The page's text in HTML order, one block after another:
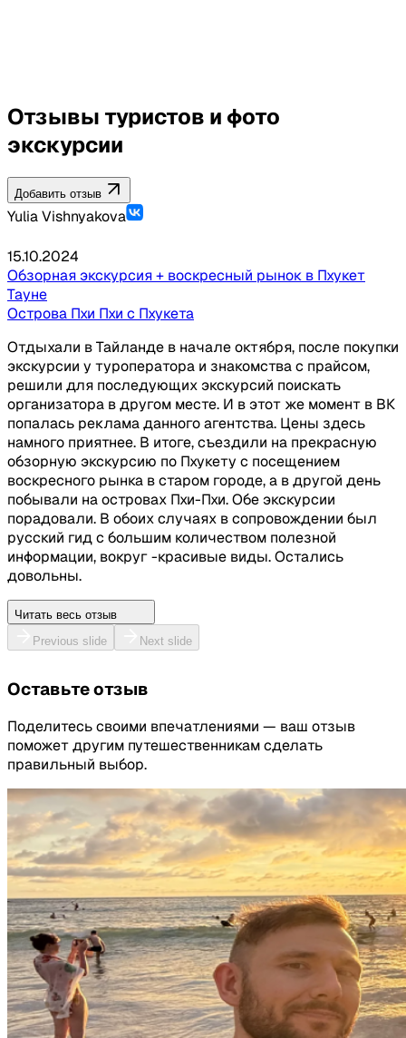
Отзывы туристов и фото
экскурсии
Добавить отзыв
Yulia Vishnyakova
15.10.2024
Обзорная экскурсия + воскресный рынок в Пхукет
Тауне
Острова Пхи Пхи с Пхукета
Отдыхали в Тайланде в начале октября, после покупки
экскурсии у туроператора и знакомства с прайсом,
решили для последующих экскурсий поискать
организатора в другом месте. И в этот же момент в ВК
попалась реклама данного агентства. Цены здесь
намного приятнее. В итоге, съездили на прекрасную
обзорную экскурсию по Пхукету с посещением
воскресного рынка в старом городе, а в другой день
побывали на островах Пхи-Пхи. Обе экскурсии
порадовали. В обоих случаях в сопровождении был
русский гид с большим количеством полезной
информации, вокруг -красивые виды. Остались
довольны.
Читать весь отзыв
Previous slide
Next slide
Оставьте отзыв
Поделитесь своими впечатлениями — ваш отзыв
поможет другим путешественникам сделать
правильный выбор.